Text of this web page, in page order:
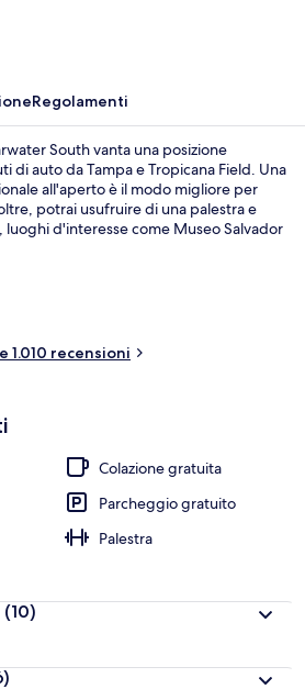
Regolamenti
South vanta una posizione
di auto da Tampa e Tropicana Field. Una
all'aperto è il modo migliore per
potrai usufruire di una palestra e
d'interesse come Museo Salvador
gentile e la posizione
1.010 recensioni
Colazione gratuita
Parcheggio gratuito
Palestra
(10)